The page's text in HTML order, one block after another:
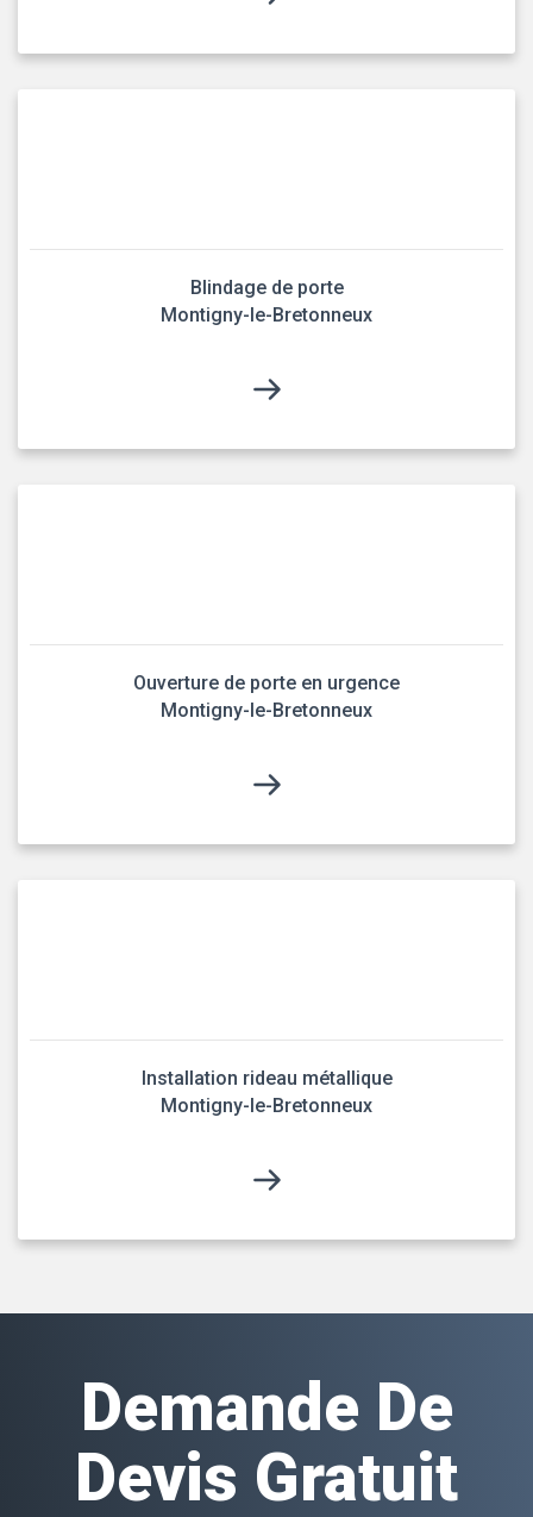
Blindage de porte
Montigny-le-Bretonneux
Ouverture de porte en urgence
Montigny-le-Bretonneux
Installation rideau métallique
Montigny-le-Bretonneux
Demande De
Devis Gratuit